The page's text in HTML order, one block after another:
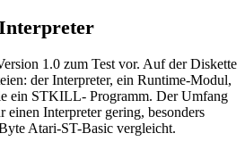
1.0 zum Test vor. Auf der Diskette
der Interpreter, ein Runtime-Modul,
ein STKILL- Programm. Der Umfang
Interpreter gering, besonders
Atari-ST-Basic vergleicht.